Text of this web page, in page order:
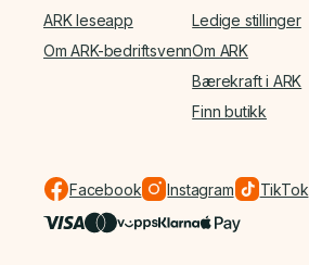
ARK leseapp
Om ARK-bedriftsvenn
Ledige stillinger
Om ARK
Bærekraft i ARK
Finn butikk
Facebook Instagram TikTok